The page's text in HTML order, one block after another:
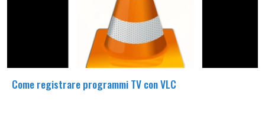
Come registrare programmi TV con VLC